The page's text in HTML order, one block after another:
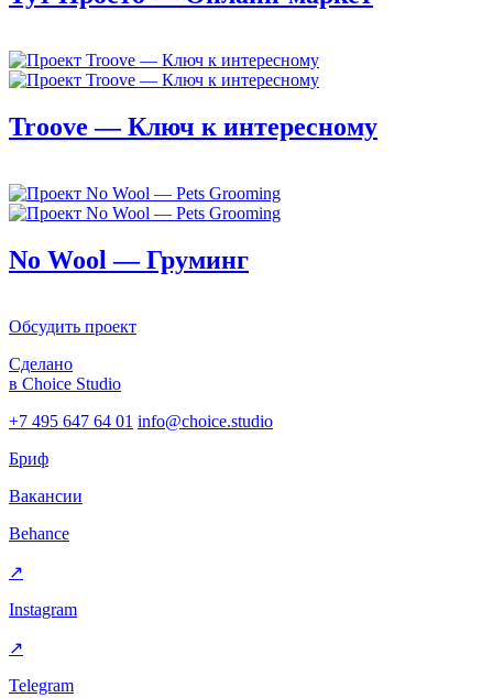
Troove — Ключ к интересному
No Wool — Груминг
Обсудить проект
Сделано
в Choice Studio
+7 495 647 64 01 info@choice.studio
Бриф
Вакансии
Behance
↗
Instagram
↗
Telegram